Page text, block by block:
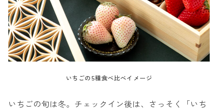
いちごの5種食べ比べイメージ
いちごの旬は冬。チェックイン後は、さっそく「いち